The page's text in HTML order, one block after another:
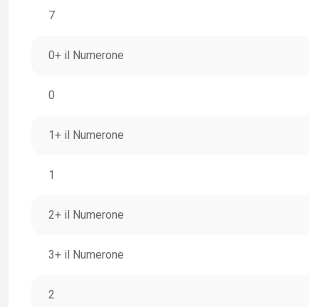
7
0+ il Numerone
0
1+ il Numerone
1
2+ il Numerone
3+ il Numerone
2